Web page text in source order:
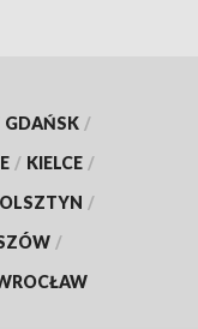
GDAŃSK /
/ KIELCE /
OLSZTYN /
/